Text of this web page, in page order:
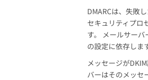
DMARCは、失敗
セキュリティプロ
す。 メールサー
の設定に依存しま
メッセージが
バーはそのメッセ